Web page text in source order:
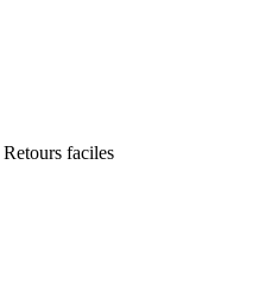
Retours faciles